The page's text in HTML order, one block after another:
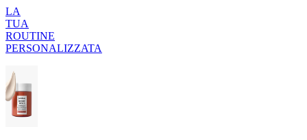
LA
TUA
ROUTINE
PERSONALIZZATA